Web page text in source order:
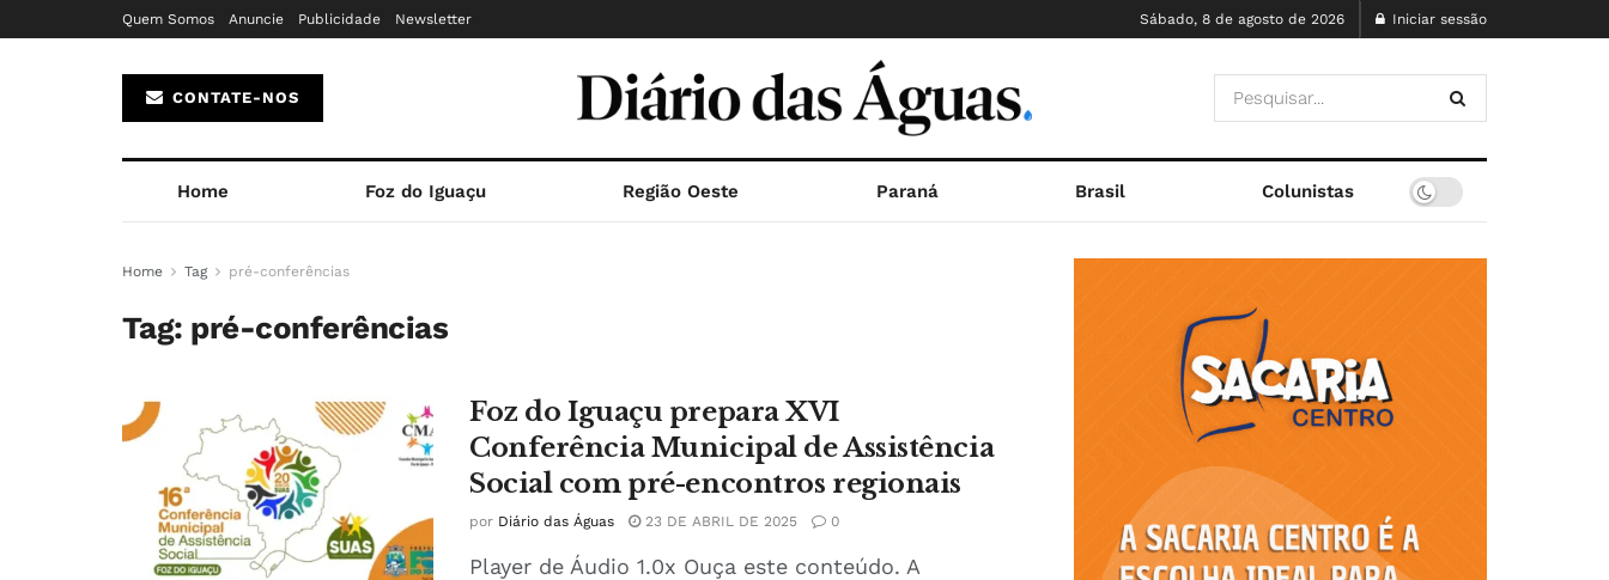
Quem Somos Anuncie Publicidade Newsletter Sábado, 8 de agosto de 2026 Iniciar sessão
CONTATE-NOS
Home Foz do Iguaçu Região Oeste Paraná Brasil Colunistas
Home Tag pré-conferências
Tag: pré-conferências
Foz do Iguaçu prepara XVI
Conferência Municipal de Assistência
Social com pré-encontros regionais
por Diário das Águas 23 DE ABRIL DE 2025 0
Player de Áudio 1.0x Ouça este conteúdo. A